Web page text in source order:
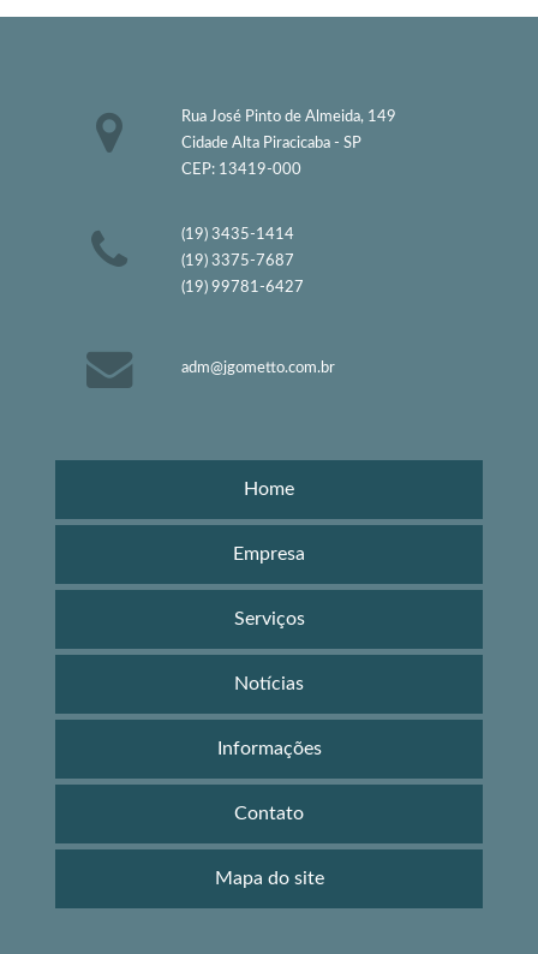
Rua José Pinto de Almeida, 149
Cidade Alta Piracicaba - SP
CEP: 13419-000
(19) 3435-1414
(19) 3375-7687
(19) 99781-6427
adm@jgometto.com.br
Home
Empresa
Serviços
Notícias
Informações
Contato
Mapa do site